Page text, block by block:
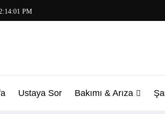
PM
Ustaya Sor Bakımı & Arıza